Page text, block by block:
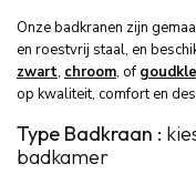
Onze badkranen zijn
en roestvrij staal, en
zwart, chroom, of
op kwaliteit, comfort en
Type Badkraan :
badkamer